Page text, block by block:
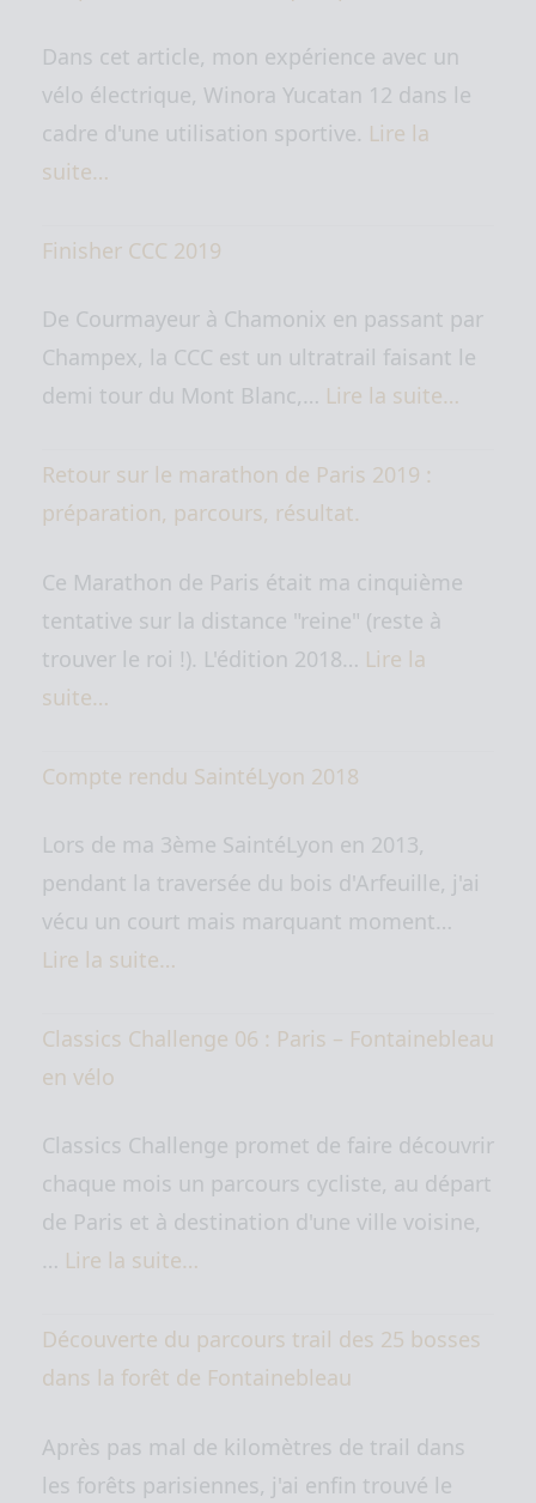
Dans cet article, mon expérience avec un
vélo électrique, Winora Yucatan 12 dans le
cadre d'une utilisation sportive. Lire la
suite…
Finisher CCC 2019
De Courmayeur à Chamonix en passant par
Champex, la CCC est un ultratrail faisant le
demi tour du Mont Blanc,… Lire la suite…
Retour sur le marathon de Paris 2019 :
préparation, parcours, résultat.
Ce Marathon de Paris était ma cinquième
tentative sur la distance "reine" (reste à
trouver le roi !). L'édition 2018… Lire la
suite…
Compte rendu SaintéLyon 2018
Lors de ma 3ème SaintéLyon en 2013,
pendant la traversée du bois d'Arfeuille, j'ai
vécu un court mais marquant moment…
Lire la suite…
Classics Challenge 06 : Paris – Fontainebleau
en vélo
Classics Challenge promet de faire découvrir
chaque mois un parcours cycliste, au départ
de Paris et à destination d'une ville voisine,
… Lire la suite…
Découverte du parcours trail des 25 bosses
dans la forêt de Fontainebleau
Après pas mal de kilomètres de trail dans
les forêts parisiennes, j'ai enfin trouvé le